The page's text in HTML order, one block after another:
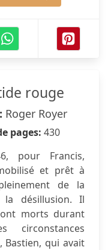
rouge
Roger Royer
pages: 430
pour Francis,
et prêt à
de la
la désillusion. Il
morts durant
circonstances
Bastien, qui avait